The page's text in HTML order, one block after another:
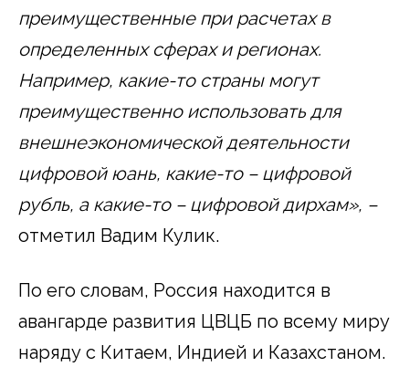
преимущественные при расчетах в
определенных сферах и регионах.
Например, какие-то страны могут
преимущественно использовать для
внешнеэкономической деятельности
цифровой юань, какие-то – цифровой
рубль, а какие-то – цифровой дирхам», –
отметил Вадим Кулик.
По его словам, Россия находится в
авангарде развития ЦВЦБ по всему миру
наряду с Китаем, Индией и Казахстаном.